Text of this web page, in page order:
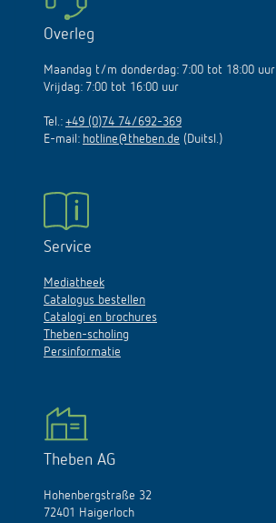
Overleg
Maandag t/m donderdag: 7:00 tot 18:00 uur
Vrijdag: 7:00 tot 16:00 uur
Tel.: +49 (0)74 74/692-369
E-mail: hotline@theben.de (Duitsl.)
Service
Mediatheek
Catalogus bestellen
Catalogi en brochures
Theben-scholing
Persinformatie
Theben AG
Hohenbergstraße 32
72401 Haigerloch